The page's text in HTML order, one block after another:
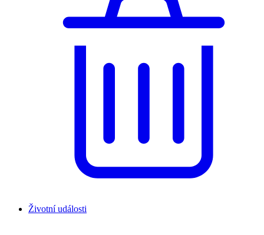
Životní události